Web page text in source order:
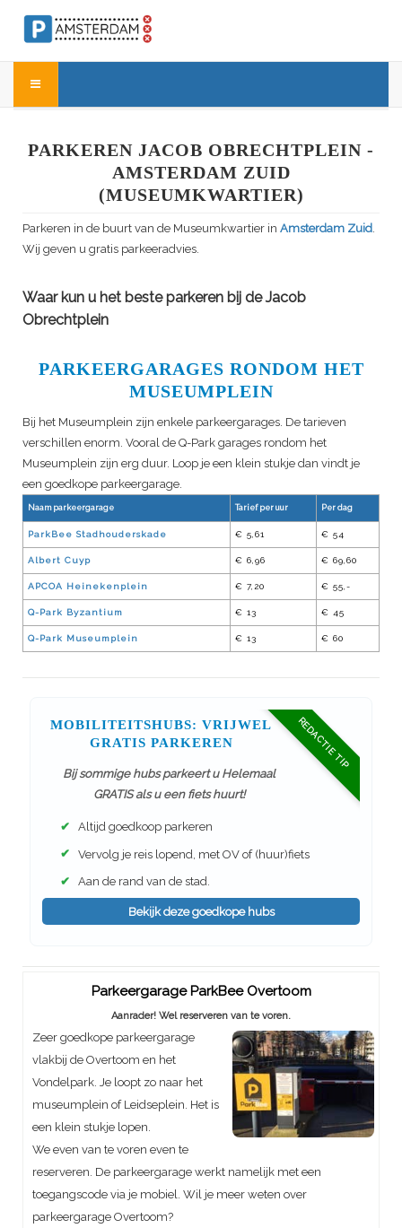
PARKEREN JACOB OBRECHTPLEIN -
AMSTERDAM ZUID
(MUSEUMKWARTIER)
Parkeren in de buurt van de Museumkwartier in Amsterdam Zuid.
Wij geven u gratis parkeeradvies.
Waar kun u het beste parkeren bij de Jacob
Obrechtplein
PARKEERGARAGES RONDOM HET
MUSEUMPLEIN
Bij het Museumplein zijn enkele parkeergarages. De tarieven
verschillen enorm. Vooral de Q-Park garages rondom het
Museumplein zijn erg duur. Loop je een klein stukje dan vindt je
een goedkope parkeergarage.
Naam parkeergarage Tarief per uur Per dag
ParkBee Stadhouderskade € 5,61 € 54
Albert Cuyp € 6,96 € 69,60
APCOA Heinekenplein € 7,20 € 55,-
Q-Park Byzantium € 13 € 45
Q-Park Museumplein € 13 € 60
REDACTIE TIP
MOBILITEITSHUBS: VRIJWEL
GRATIS PARKEREN
Bij sommige hubs parkeert u Helemaal
GRATIS als u een fiets huurt!
✔ Altijd goedkoop parkeren
✔ Vervolg je reis lopend, met OV of (huur)fiets
✔ Aan de rand van de stad.
Bekijk deze goedkope hubs
Parkeergarage ParkBee Overtoom
Aanrader! Wel reserveren van te voren.
Zeer goedkope parkeergarage
vlakbij de Overtoom en het
Vondelpark. Je loopt zo naar het
museumplein of Leidseplein. Het is
een klein stukje lopen.
We even van te voren even te
reserveren. De parkeergarage werkt namelijk met een
toegangscode via je mobiel. Wil je meer weten over
parkeergarage Overtoom?